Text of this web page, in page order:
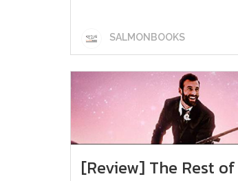
SALMONBOOKS
[Review] The Rest